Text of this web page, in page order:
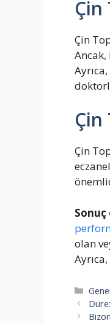
Çin
Çin
Çin
Çin
olan
Genel